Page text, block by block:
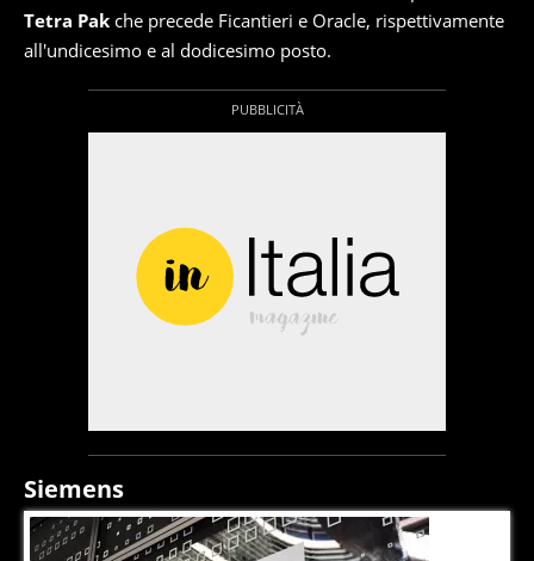
Tetra Pak che precede Ficantieri e Oracle, rispettivamente
all'undicesimo e al dodicesimo posto.
Siemens